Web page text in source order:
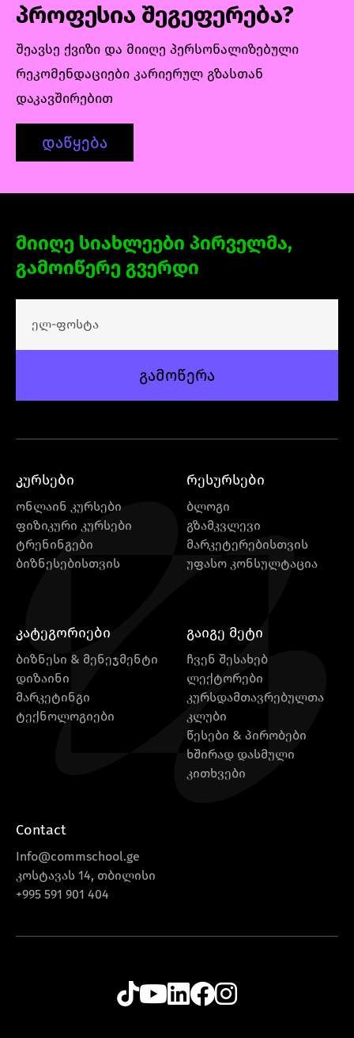
პროფესია შეგეფერება?
შეავსე ქვიზი და მიიღე პერსონალიზებული
რეკომენდაციები კარიერულ გზასთან
დაკავშირებით
დაწყება
მიიღე სიახლეები პირველმა,
გამოიწერე გვერდი
გამოწერა
კურსები
ონლაინ კურსები
ფიზიკური კურსები
ტრენინგები
ბიზნესებისთვის
რესურსები
ბლოგი
გზამკვლევი
მარკეტერებისთვის
უფასო კონსულტაცია
კატეგორიები
ბიზნესი & მენეჯმენტი
დიზაინი
მარკეტინგი
ტექნოლოგიები
გაიგე მეტი
ჩვენ შესახებ
ლექტორები
კურსდამთავრებულთა
კლუბი
წესები & პირობები
ხშირად დასმული
კითხვები
Contact
Info@commschool.ge
კოსტავას 14, თბილისი
+995 591 901 404